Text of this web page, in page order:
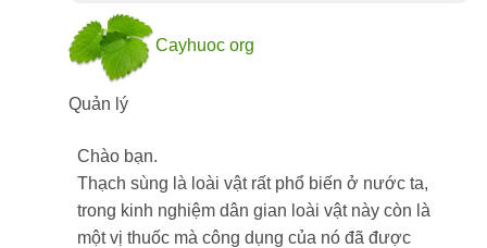
Cayhuoc org
Quản lý
Chào bạn.
Thạch sùng là loài vật rất phổ biến ở nước ta,
trong kinh nghiệm dân gian loài vật này còn là
một vị thuốc mà công dụng của nó đã được